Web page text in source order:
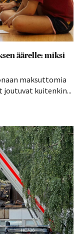
äärelle: miksi
maksuttomia
joutuvat kuitenkin...